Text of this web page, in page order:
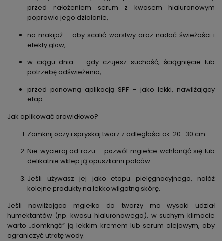
przed nałożeniem serum z kwasem hialuronowym
poprawia jego działanie,
na makijaż – aby scalić warstwy oraz nadać świeżości i
efekty glow,
w ciągu dnia – gdy czujesz suchość, ściągnięcie lub
potrzebę odświeżenia,
przed ponowną aplikacją SPF – jako lekki, nawilżający
etap.
Jak aplikować prawidłowo?
Zamknij oczy i spryskaj twarz z odległości ok. 20–30 cm.
Nie wycieraj od razu – pozwól mgiełce wchłonąć się lub
delikatnie wklep ją opuszkami palców.
Jeśli używasz jej jako etapu pielęgnacyjnego, nałóż
kolejne produkty na lekko wilgotną skórę.
Jeśli nawilżająca mgiełka do twarzy ma wysoki udział
humektantów (np. kwasu hialuronowego), w suchym klimacie
warto „domknąć” ją lekkim kremem lub serum olejowym, aby
ograniczyć utratę wody.